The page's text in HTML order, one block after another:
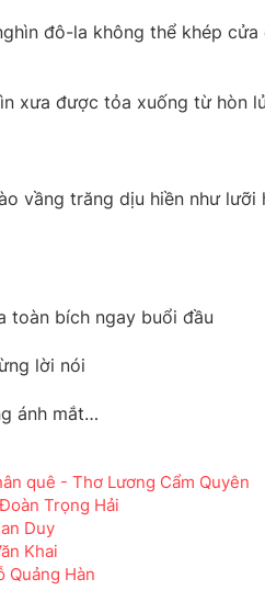
đô-la không thể khép cửa
xưa được tỏa xuống từ hòn
vầng trăng dịu hiền như lưỡi
toàn bích ngay buổi đầu
lời nói
ánh mắt…
quê - Thơ Lương Cẩm Quyên
Trọng Hải
Duy
Khai
Quảng Hàn